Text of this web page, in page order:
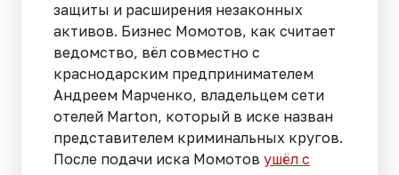
защиты и расширения незаконных
активов. Бизнес Момотов, как считает
ведомство, вёл совместно с
краснодарским предпринимателем
Андреем Марченко, владельцем сети
отелей Marton, который в иске назван
представителем криминальных кругов.
После подачи иска Момотов ушёл с